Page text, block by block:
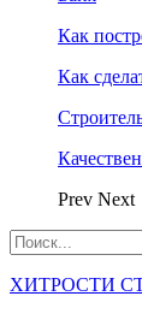
Как
Как
Prev Next
ХИТРОСТИ